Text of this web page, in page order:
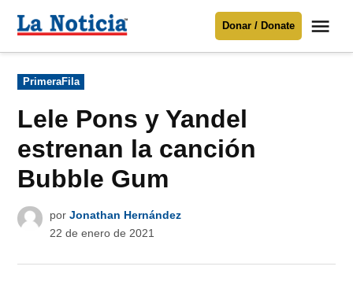
Para mantenerte informado necesitamos
Donar
contenido
Noticia
Donar / Donate
Publicado
en
PrimeraFila
Lele Pons y Yandel
estrenan la canción
Bubble Gum
por Jonathan Hernández
22 de enero de 2021